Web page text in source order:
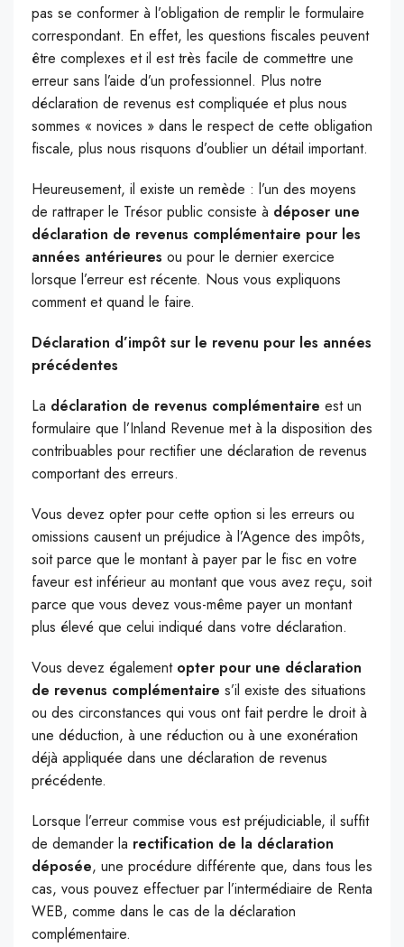
pas se conformer à l’obligation de remplir le formulaire
correspondant. En effet, les questions fiscales peuvent
être complexes et il est très facile de commettre une
erreur sans l’aide d’un professionnel. Plus notre
déclaration de revenus est compliquée et plus nous
sommes « novices » dans le respect de cette obligation
fiscale, plus nous risquons d’oublier un détail important.
Heureusement, il existe un remède : l’un des moyens
de rattraper le Trésor public consiste à déposer une
déclaration de revenus complémentaire pour les
années antérieures ou pour le dernier exercice
lorsque l’erreur est récente. Nous vous expliquons
comment et quand le faire.
Déclaration d’impôt sur le revenu pour les années
précédentes
La déclaration de revenus complémentaire est un
formulaire que l’Inland Revenue met à la disposition des
contribuables pour rectifier une déclaration de revenus
comportant des erreurs.
Vous devez opter pour cette option si les erreurs ou
omissions causent un préjudice à l’Agence des impôts,
soit parce que le montant à payer par le fisc en votre
faveur est inférieur au montant que vous avez reçu, soit
parce que vous devez vous-même payer un montant
plus élevé que celui indiqué dans votre déclaration.
Vous devez également opter pour une déclaration
de revenus complémentaire s’il existe des situations
ou des circonstances qui vous ont fait perdre le droit à
une déduction, à une réduction ou à une exonération
déjà appliquée dans une déclaration de revenus
précédente.
Lorsque l’erreur commise vous est préjudiciable, il suffit
de demander la rectification de la déclaration
déposée, une procédure différente que, dans tous les
cas, vous pouvez effectuer par l’intermédiaire de Renta
WEB, comme dans le cas de la déclaration
complémentaire.